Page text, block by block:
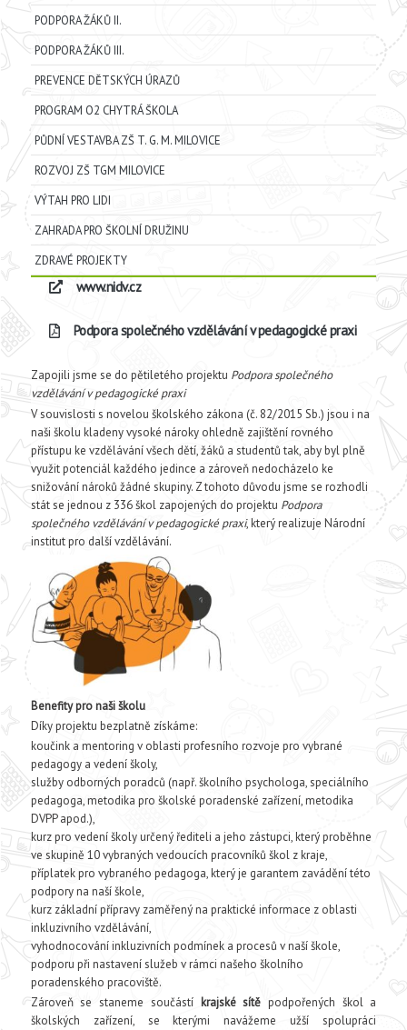
PODPORA ŽÁKŮ II.
PODPORA ŽÁKŮ III.
PREVENCE DĚTSKÝCH ÚRAZŮ
PROGRAM O2 CHYTRÁ ŠKOLA
PŮDNÍ VESTAVBA ZŠ T. G. M. MILOVICE
ROZVOJ ZŠ TGM MILOVICE
VÝTAH PRO LIDI
ZAHRADA PRO ŠKOLNÍ DRUŽINU
ZDRAVÉ PROJEKTY
www.nidv.cz
Podpora společného vzdělávání v pedagogické praxi
Zapojili jsme se do pětiletého projektu Podpora společného
vzdělávání v pedagogické praxi
V souvislosti s novelou školského zákona (č. 82/2015 Sb.) jsou i na
naši školu kladeny vysoké nároky ohledně zajištění rovného
přístupu ke vzdělávání všech dětí, žáků a studentů tak, aby byl plně
využit potenciál každého jedince a zároveň nedocházelo ke
snižování nároků žádné skupiny. Z tohoto důvodu jsme se rozhodli
stát se jednou z 336 škol zapojených do projektu Podpora
společného vzdělávání v pedagogické praxi, který realizuje Národní
institut pro další vzdělávání.
Benefity pro naši školu
Díky projektu bezplatně získáme:
koučink a mentoring v oblasti profesního rozvoje pro vybrané
pedagogy a vedení školy,
služby odborných poradců (např. školního psychologa, speciálního
pedagoga, metodika pro školské poradenské zařízení, metodika
DVPP apod.),
kurz pro vedení školy určený řediteli a jeho zástupci, který proběhne
ve skupině 10 vybraných vedoucích pracovníků škol z kraje,
příplatek pro vybraného pedagoga, který je garantem zavádění této
podpory na naší škole,
kurz základní přípravy zaměřený na praktické informace z oblasti
inkluzivního vzdělávání,
vyhodnocování inkluzivních podmínek a procesů v naší škole,
podporu při nastavení služeb v rámci našeho školního
poradenského pracoviště.
Zároveň se staneme součástí krajské sítě podpořených škol a
školských zařízení, se kterými navážeme užší spolupráci